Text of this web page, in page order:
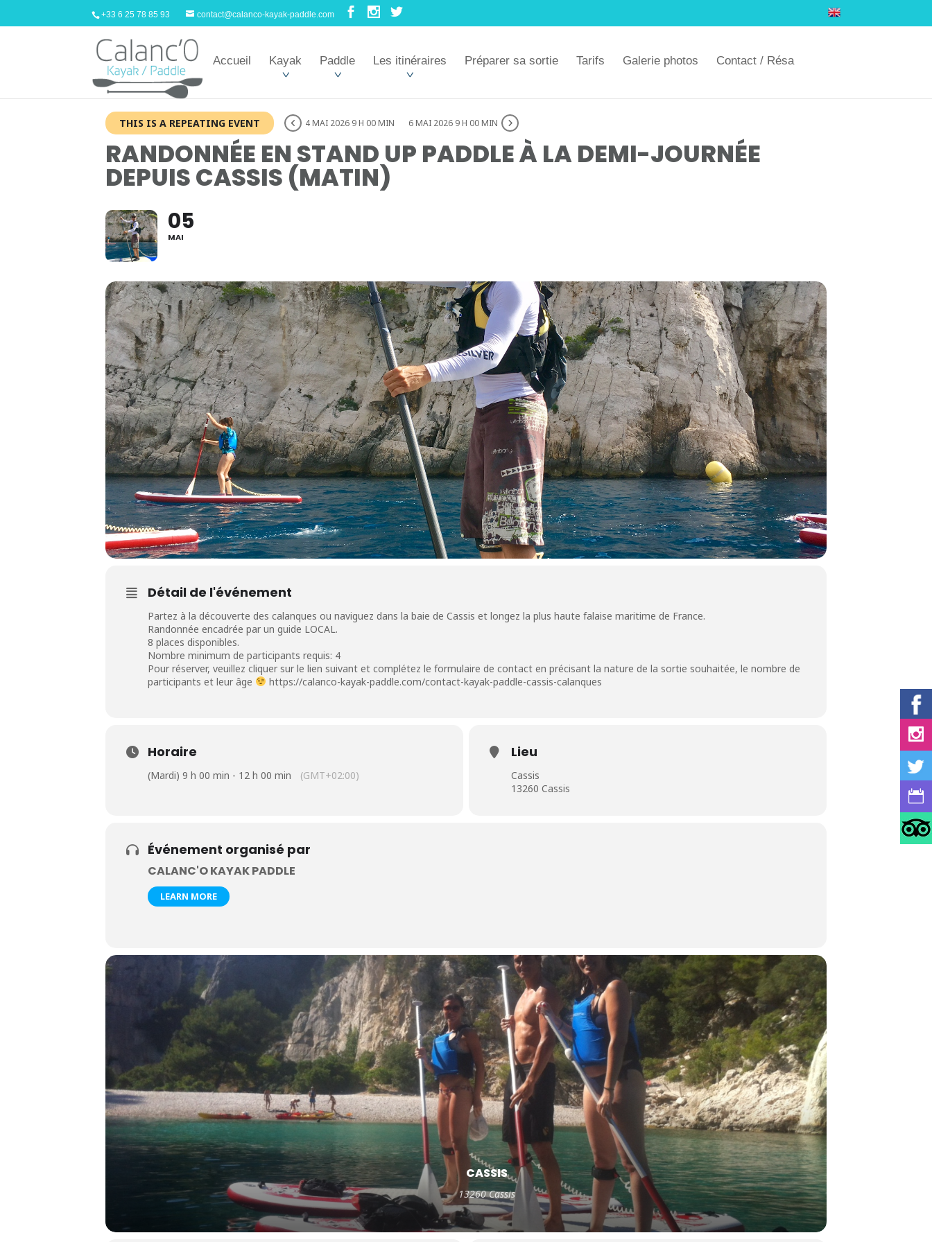
+33 6 25 78 85 93 contact@calanco-kayak-paddle.com
Accueil Kayak Paddle Les itinéraires Préparer sa sortie Tarifs Galerie photos Contact / Résa
THIS IS A REPEATING EVENT 4 MAI 2026 9 H 00 MIN 6 MAI 2026 9 H 00 MIN
RANDONNÉE EN STAND UP PADDLE À LA DEMI-JOURNÉE
DEPUIS CASSIS (MATIN)
05
MAI
Détail de l'événement
Partez à la découverte des calanques ou naviguez dans la baie de Cassis et longez la plus haute falaise maritime de France.
Randonnée encadrée par un guide LOCAL.
8 places disponibles.
Nombre minimum de participants requis: 4
Pour réserver, veuillez cliquer sur le lien suivant et complétez le formulaire de contact en précisant la nature de la sortie souhaitée, le nombre de
participants et leur âge
https://calanco-kayak-paddle.com/contact-kayak-paddle-cassis-calanques
Horaire
(Mardi) 9 h 00 min - 12 h 00 min (GMT+02:00)
Lieu
Cassis
13260 Cassis
Événement organisé par
CALANC'O KAYAK PADDLE
LEARN MORE
CASSIS
13260 Cassis